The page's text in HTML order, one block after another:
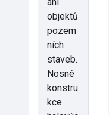
objektů
pozem
ních
staveb.
Nosné
konstru
kce